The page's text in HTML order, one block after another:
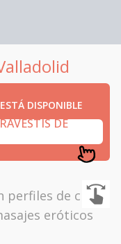
DISPONIBLE
DE
perfiles de citas
eróticos